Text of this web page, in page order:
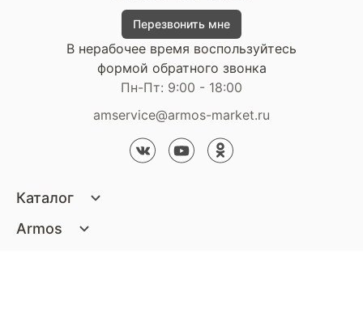
Каталог
Кровати
Armos
Перезвонить мне
В нерабочее время воспользуйтесь
формой обратного звонка
Пн-Пт: 9:00 - 18:00
amservice@armos-market.ru